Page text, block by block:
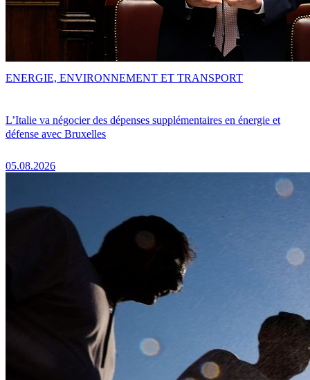
L’Italie va négocier des dépenses supplémentaires en énergie et
défense avec Bruxelles
05.08.2026
ENERGIE, ENVIRONNEMENT ET TRANSPORT